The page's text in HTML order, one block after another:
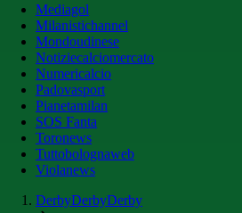
Mediagol
Milanistichannel
Mondoudinese
Notiziecalciomercato
Numericalcio
Padovasport
Pianetamilan
SOS Fanta
Toronews
Tuttobolognaweb
Violanews
DerbyDerbyDerby